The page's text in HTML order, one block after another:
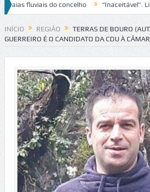
fluviais do concelho “Inaceitável”. Liga
no IC2 em Alcobaça Igreja do
INÍCIO REGIÃO
TERRAS DE BOURO
GUERREIRO É O CANDIDATO DA CDU À